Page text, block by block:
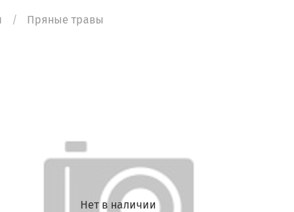
Пряные травы
Нет в наличии